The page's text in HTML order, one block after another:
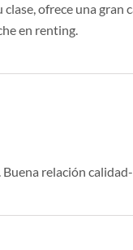
ofrece una
en renting.
Buena relación